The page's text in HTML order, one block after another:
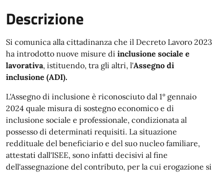
Descrizione
Si comunica alla cittadinanza che il Decreto Lavoro 2023
ha introdotto nuove misure di inclusione sociale e
lavorativa, istituendo, tra gli altri, l'Assegno di
inclusione (ADI).
L'Assegno di inclusione è riconosciuto dal 1° gennaio
2024 quale misura di sostegno economico e di
inclusione sociale e professionale, condizionata al
possesso di determinati requisiti. La situazione
reddituale del beneficiario e del suo nucleo familiare,
attestati dall'ISEE, sono infatti decisivi al fine
dell'assegnazione del contributo, per la cui erogazione si